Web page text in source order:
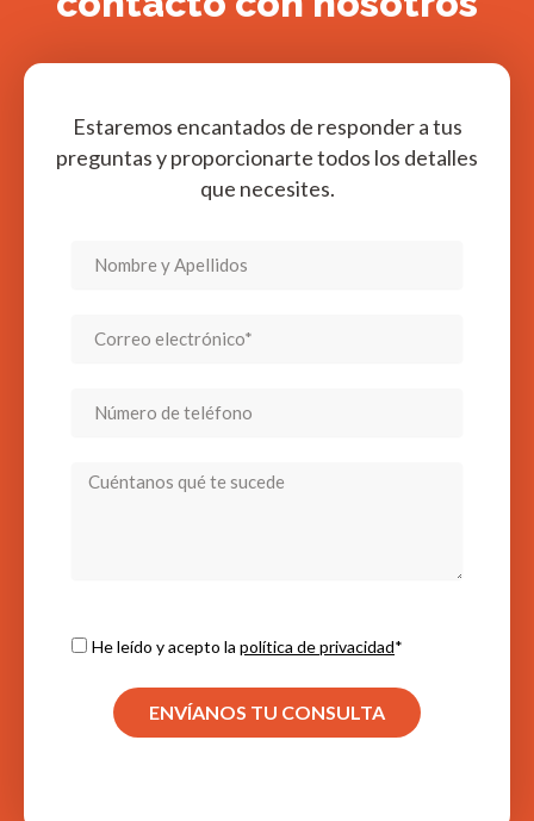
Estaremos encantados de responder a tus
preguntas y proporcionarte todos los detalles
que necesites.
He leído y acepto la política de privacidad*
ENVÍANOS TU CONSULTA